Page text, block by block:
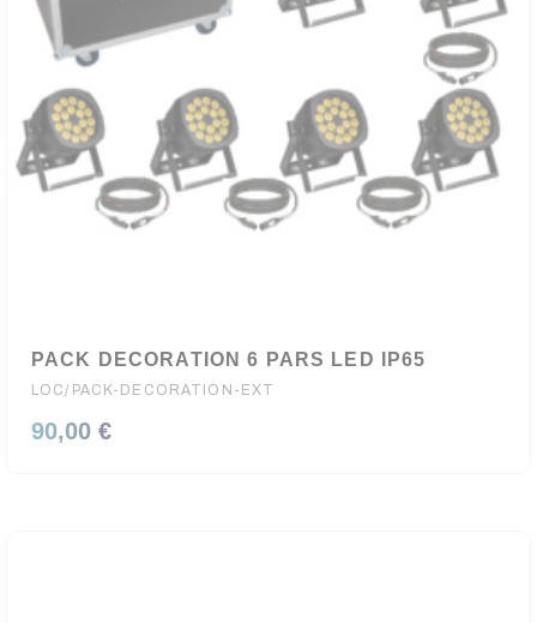
PACK DECORATION 6 PARS LED IP65
LOC/PACK-DECORATION-EXT
90,00 €